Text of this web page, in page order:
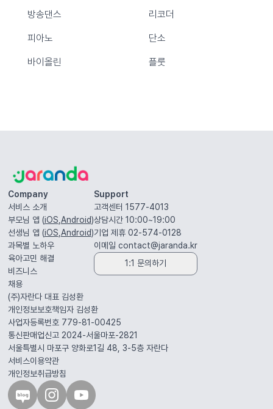
방송댄스 리코더
피아노 단소
바이올린 플룻
Company
서비스 소개
부모님 앱 (iOS Android)
선생님 앱 (iOS Android)
과목별 노하우
육아고민 해결
비즈니스
채용
Support
고객센터 1577-4013
상담시간 10:00~19:00
기업 제휴 02-574-0128
이메일 contact@jaranda.kr
1:1 문의하기
(주)자란다 대표 김성환
개인정보보호책임자 김성환
사업자등록번호 779-81-00425
통신판매업신고 2024-서울마포-2821
서울특별시 마포구 양화로1길 48, 3-5층자란다
서비스이용약관
개인정보취급방침